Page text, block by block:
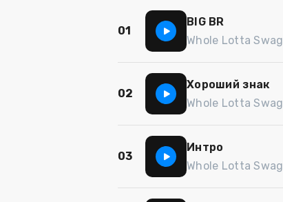
01
BIG BR
Whole Lotta Swag
02
Хороший знак
Whole Lotta Swag
03
Интро
Whole Lotta Swag